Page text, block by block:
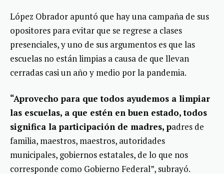
López Obrador apuntó que hay una campaña de sus
opositores para evitar que se regrese a clases
presenciales, y uno de sus argumentos es que las
escuelas no están limpias a causa de que llevan
cerradas casi un año y medio por la pandemia.
“Aprovecho para que todos ayudemos a limpiar
las escuelas, a que estén en buen estado, todos
significa la participación de madres, padres de
familia, maestros, maestros, autoridades
municipales, gobiernos estatales, de lo que nos
corresponde como Gobierno Federal”, subrayó.